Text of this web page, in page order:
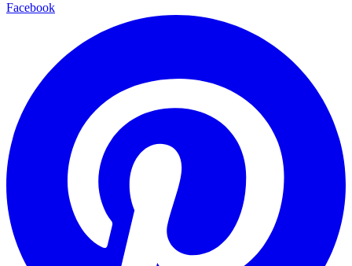
Facebook